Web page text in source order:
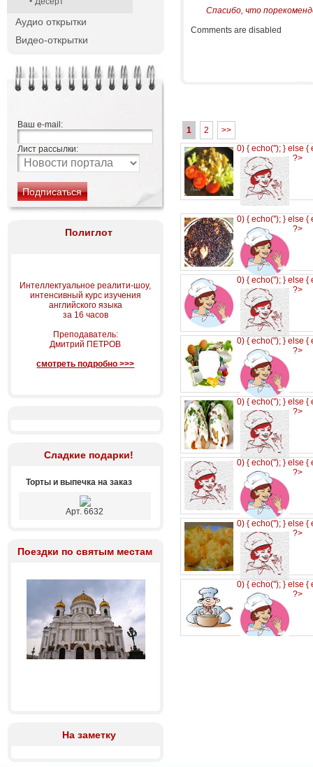
Аудио открытки
Видео-открытки
Ваш e-mail:
Лист рассылки:
Полиглот
Интеллектуальное реалити-шоу,
интенсивный курс изучения
английского языка
за 16 часов
Преподаватель:
Дмитрий ПЕТРОВ
смотреть подробно >>>
Сладкие подарки!
Торты и выпечка на заказ
Арт. 6632
Поездки по святым местам
На заметку
Спасибо, что
Comments are disabled
1 2
>>
0) { echo(''); } else {
?>
0) { echo(''); } else {
?>
0) { echo(''); } else {
?>
0) { echo(''); } else {
?>
0) { echo(''); } else {
?>
0) { echo(''); } else {
?>
0) { echo(''); } else {
?>
0) { echo(''); } else {
?>